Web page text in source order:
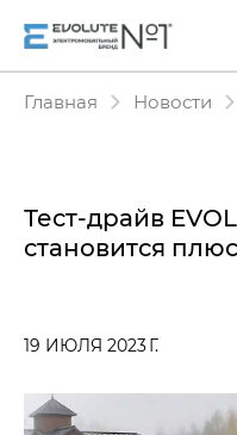
Главная Новости
Тест-драйв
становится
19 ИЮЛЯ 2023 Г.